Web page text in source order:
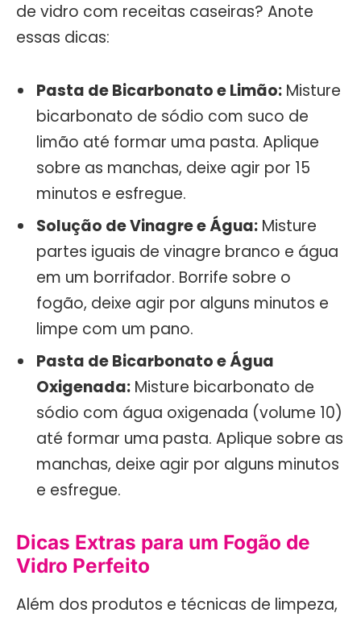
de vidro com receitas caseiras? Anote
essas dicas:
Pasta de Bicarbonato e Limão: Misture
bicarbonato de sódio com suco de
limão até formar uma pasta. Aplique
sobre as manchas, deixe agir por 15
minutos e esfregue.
Solução de Vinagre e Água: Misture
partes iguais de vinagre branco e água
em um borrifador. Borrife sobre o
fogão, deixe agir por alguns minutos e
limpe com um pano.
Pasta de Bicarbonato e Água
Oxigenada: Misture bicarbonato de
sódio com água oxigenada (volume 10)
até formar uma pasta. Aplique sobre as
manchas, deixe agir por alguns minutos
e esfregue.
Dicas Extras para um Fogão de
Vidro Perfeito
Além dos produtos e técnicas de limpeza,